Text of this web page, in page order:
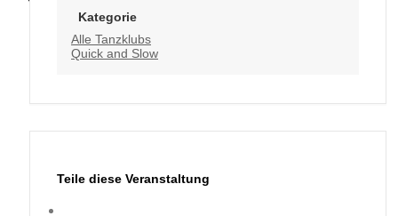
Kategorie
Alle Tanzklubs
Quick and Slow
Teile diese Veranstaltung